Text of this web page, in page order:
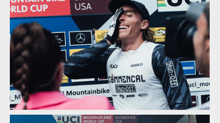
Světový pohátr ve sjezdu, Snowshow: lídři zvětšují náskok